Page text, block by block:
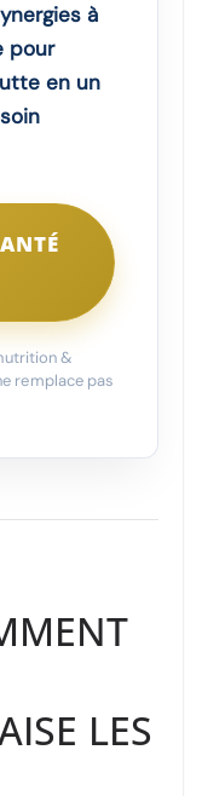
à
pour
en un
&
remplace pas
LES